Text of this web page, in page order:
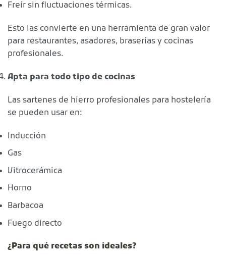
Freír sin fluctuaciones térmicas.
Esto las convierte en una herramienta de gran valor
para restaurantes, asadores, braserías y cocinas
profesionales.
Apta para todo tipo de cocinas
Las sartenes de hierro profesionales para hostelería
se pueden usar en:
Inducción
Gas
Vitrocerámica
Horno
Barbacoa
Fuego directo
¿Para qué recetas son ideales?